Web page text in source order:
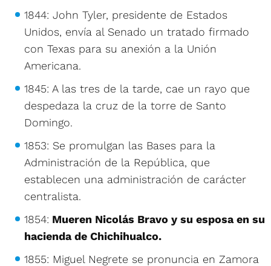
1844: John Tyler, presidente de Estados
Unidos, envía al Senado un tratado firmado
con Texas para su anexión a la Unión
Americana.
1845: A las tres de la tarde, cae un rayo que
despedaza la cruz de la torre de Santo
Domingo.
1853: Se promulgan las Bases para la
Administración de la República, que
establecen una administración de carácter
centralista.
1854: Mueren Nicolás Bravo y su esposa en su
hacienda de Chichihualco.
1855: Miguel Negrete se pronuncia en Zamora